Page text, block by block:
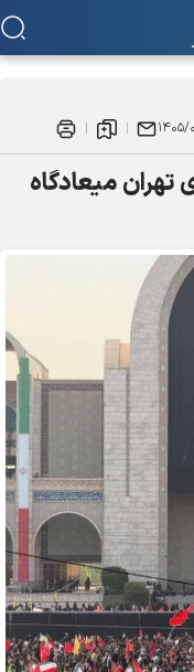
۱۳
میعادگاه